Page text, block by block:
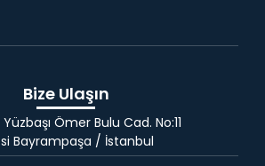
Bize Ulaşın
Ömer Bulu Cad. No:11
Bayrampaşa / İstanbul